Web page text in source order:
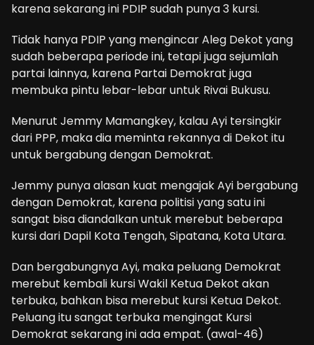
karena sekarang ini PDIP sudah punya 3 kursi.
Tidak hanya PDIP yang mengincar Aleg Dekot yang
sudah beberapa periode ini, tetapi juga sejumlah
partai lainnya, karena Partai Demokrat juga
membuka pintu lebar-lebar untuk Rivai Bukusu.
Menurut Jemmy Mamangkey, kalau Ayi tersingkir
dari PPP, maka dia meminta rekannya di Dekot itu
untuk bergabung dengan Demokrat.
Jemmy punya alasan kuat mengajak Ayi bergabung
dengan Demokrat, karena politisi yang satu ini
sangat bisa diandalkan untuk merebut beberapa
kursi dari Dapil Kota Tengah, Sipatana, Kota Utara.
Dan bergabungnya Ayi, maka peluang Demokrat
merebut kembali kursi Wakil Ketua Dekot akan
terbuka, bahkan bisa merebut kursi Ketua Dekot.
Peluang itu sangat terbuka mengingat Kursi
Demokrat sekarang ini ada empat. (awal-46)